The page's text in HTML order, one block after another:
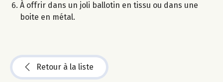
À offrir dans un joli ballotin en tissu ou dans une
boite en métal.
Retour à la liste